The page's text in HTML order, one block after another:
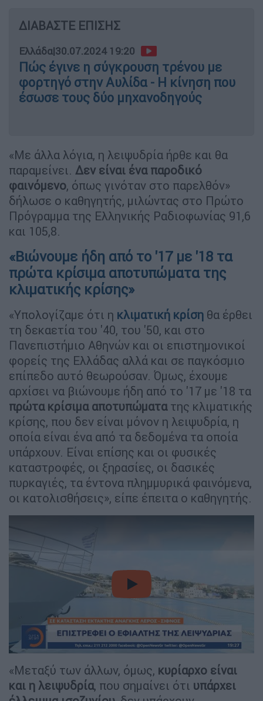
ΔΙΑΒΑΣΤΕ ΕΠΙΣΗΣ
Ελλάδα|30.07.2024 19:20
Πώς έγινε η σύγκρουση τρένου με
φορτηγό στην Αυλίδα - Η κίνηση που
έσωσε τους δύο μηχανοδηγούς
«Με άλλα λόγια, η λειψυδρία ήρθε και θα
παραμείνει. Δεν είναι ένα παροδικό
φαινόμενο, όπως γινόταν στο παρελθόν»
δήλωσε ο καθηγητής, μιλώντας στο Πρώτο
Πρόγραμμα της Ελληνικής Ραδιοφωνίας 91,6
και 105,8.
«Βιώνουμε ήδη από το '17 με '18 τα
πρώτα κρίσιμα αποτυπώματα της
κλιματικής κρίσης»
«Υπολογίζαμε ότι η κλιματική κρίση θα έρθει
τη δεκαετία του '40, του '50, και στο
Πανεπιστήμιο Αθηνών και οι επιστημονικοί
φορείς της Ελλάδας αλλά και σε παγκόσμιο
επίπεδο αυτό θεωρούσαν. Όμως, έχουμε
αρχίσει να βιώνουμε ήδη από το '17 με '18 τα
πρώτα κρίσιμα αποτυπώματατης κλιματικής
κρίσης, που δεν είναι μόνον η λειψυδρία, η
οποία είναι ένα από τα δεδομένα τα οποία
υπάρχουν. Είναι επίσης και οι φυσικές
καταστροφές, οι ξηρασίες, οι δασικές
πυρκαγιές, τα έντονα πλημμυρικά φαινόμενα,
οι κατολισθήσεις», είπε έπειτα ο καθηγητής.
video
«Μεταξύ των άλλων, όμως, κυρίαρχο είναι
και η λειψυδρία, που σημαίνει ότι υπάρχει